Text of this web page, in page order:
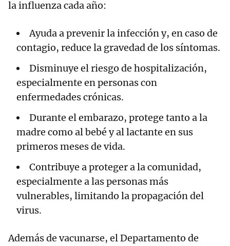
la influenza cada año:
Ayuda a prevenir la infección y, en caso de
contagio, reduce la gravedad de los síntomas.
Disminuye el riesgo de hospitalización,
especialmente en personas con
enfermedades crónicas.
Durante el embarazo, protege tanto a la
madre como al bebé y al lactante en sus
primeros meses de vida.
Contribuye a proteger a la comunidad,
especialmente a las personas más
vulnerables, limitando la propagación del
virus.
Además de vacunarse, el Departamento de